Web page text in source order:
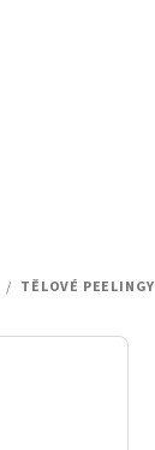
/ TĚLOVÉ PEELINGY